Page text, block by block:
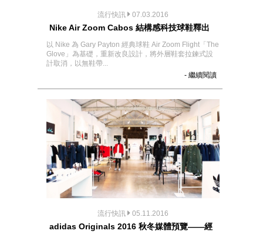
流行快訊 07.03.2016
Nike Air Zoom Cabos 結構感科技球鞋釋出
以 Nike 為 Gary Payton 經典球鞋 Air Zoom Flight「The
Glove」為基礎，重新改良設計，將外層鞋套拉鍊式設
計取消，以無鞋帶...
- 繼續閱讀
流行快訊 05.11.2016
adidas Originals 2016 秋冬媒體預覽——經